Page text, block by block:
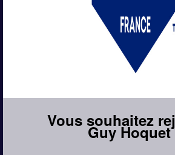
Vous souhaitez
Guy Hoquet